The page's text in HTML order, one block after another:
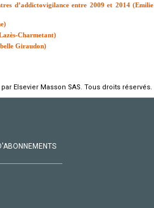
d’addictovigilance entre 2009 et 2014 (Emilie
Charmetant)
Giraudon)
Elsevier Masson SAS. Tous droits réservés.